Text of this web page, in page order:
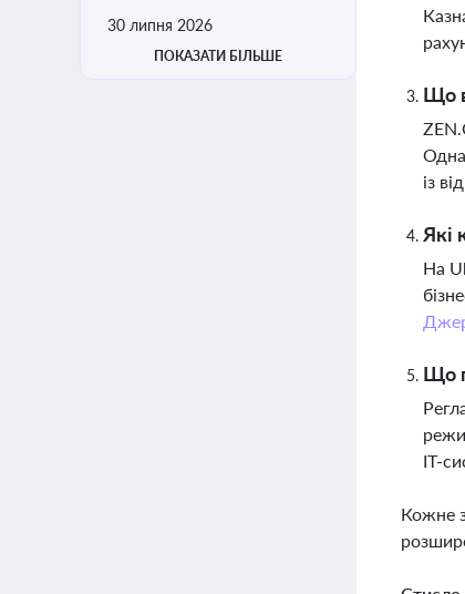
30 липня 2026
ПОКАЗАТИ БІЛЬШЕ
Що
із
Які
На
Що
ІТ-
Кожне